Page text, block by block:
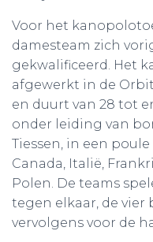
Voor het
damesteam zich
gekwalificeerd. Het
afgewerkt in de
en duurt van 28 tot
onder leiding van
Tiessen, in een
Canada, Italië,
Polen. De teams
tegen elkaar, de vier
vervolgens voor de